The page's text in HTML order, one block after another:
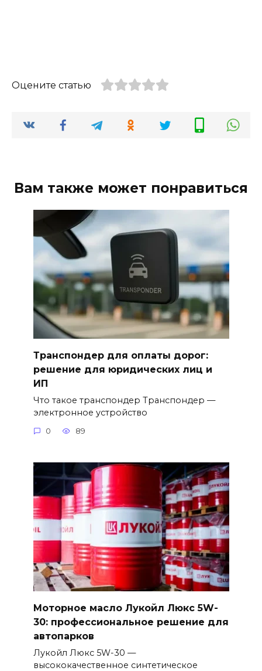
Оцените статью
Вам также может понравиться
Транспондер для оплаты дорог:
решение для юридических лиц и
ИП
Что такое транспондер Транспондер —
электронное устройство
0 89
Моторное масло Лукойл Люкс 5W-
30: профессиональное решение для
автопарков
Лукойл Люкс 5W-30 —
высококачественное синтетическое